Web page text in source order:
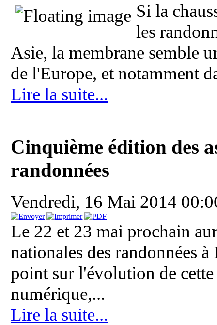
Si la
les
Asie, la membrane semble
de l'Europe, et notamment
Lire la suite...
Cinquième édition des
randonnées
Vendredi, 16 Mai 2014
Le 22 et 23 mai prochain
nationales des randonnées
point sur l'évolution de
numérique,...
Lire la suite...